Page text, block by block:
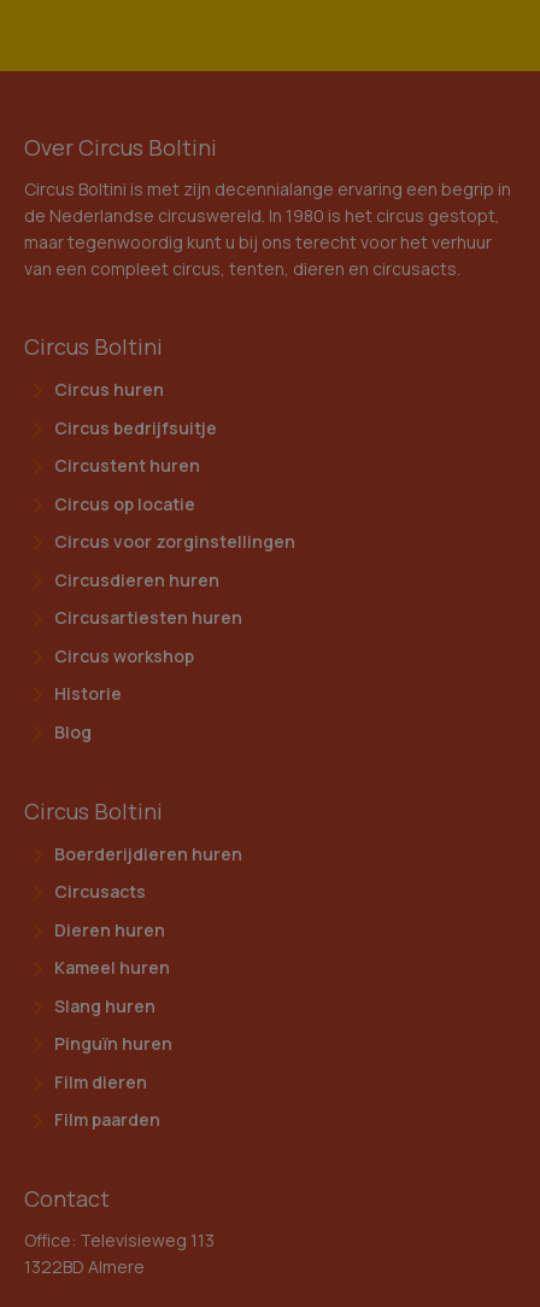
Over Circus Boltini
Circus Boltini is met zijn decennialange ervaring een begrip in
de Nederlandse circuswereld. In 1980 is het circus gestopt,
maar tegenwoordig kunt u bij ons terecht voor het verhuur
van een compleet circus, tenten, dieren en circusacts.
Circus Boltini
Circus huren
Circus bedrijfsuitje
Circustent huren
Circus op locatie
Circus voor zorginstellingen
Circusdieren huren
Circusartiesten huren
Circus workshop
Historie
Blog
Circus Boltini
Boerderijdieren huren
Circusacts
Dieren huren
Kameel huren
Slang huren
Pinguïn huren
Film dieren
Film paarden
Contact
Office: Televisieweg 113
1322BD Almere